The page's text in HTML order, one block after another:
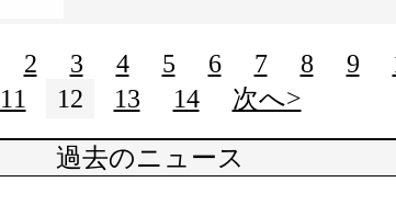
2 3 4 5 6 7 8 9
11
12 13 14 次へ>
過去のニュース